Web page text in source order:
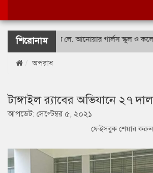
শিরোনাম
শহীদ বীর উত্তম লে. আনোয়ার গার্লস স্কুল ও
অপরাধ
টাঙ্গাইল র‌্যাবের অভিযানে ২৭
আপডেট: সেপ্টেম্বর ৫, ২০২১
ফেইসবুক শেয়ার করুন